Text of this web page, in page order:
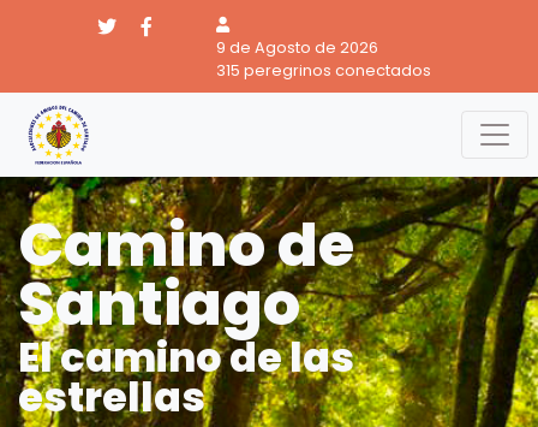
9 de Agosto de 2026
315 peregrinos conectados
Camino de
Santiago
El camino de las
estrellas